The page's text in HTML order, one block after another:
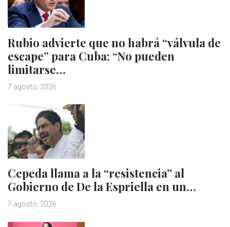
Rubio advierte que no habrá “válvula de
escape” para Cuba: “No pueden
limitarse…
7 agosto, 2026
Cepeda llama a la “resistencia” al
Gobierno de De la Espriella en un…
7 agosto, 2026